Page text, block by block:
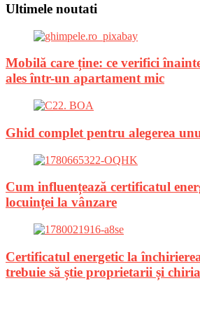
Ultimele noutati
Mobilă care ține: ce verifici
ales într-un apartament mic
Ghid complet pentru alegerea
Cum influențează certificatul
locuinței la vânzare
Certificatul energetic la
trebuie să știe proprietarii și